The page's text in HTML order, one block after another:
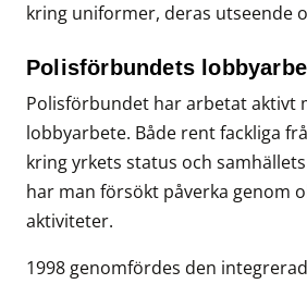
kring uniformer, deras utseende
Polisförbundets
Polisförbundet har arbetat aktivt
lobbyarbete. Både rent fackliga
kring yrkets status och
har man försökt påverka genom
aktiviteter.
1998 genomfördes den